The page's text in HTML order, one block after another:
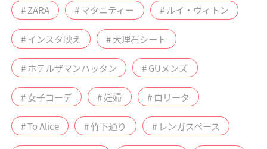
# ZARA # マタニティー # ルイ・ヴィトン
# インスタ映え # 大理石シート
# ホテルザマンハッタン # GUメンズ
# 女子コーデ # 妊婦 # ロリータ
# To Alice # 竹下通り # レンガスペース